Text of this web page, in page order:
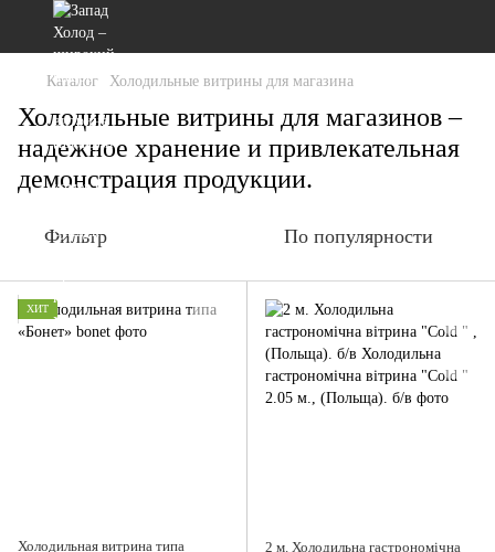
Каталог Холодильные витрины для магазина
Холодильные витрины для магазинов –
надежное хранение и привлекательная
демонстрация продукции.
Фильтр По популярности
ХИТ
Холодильная витрина типа
2 м. Холодильна гастрономічна